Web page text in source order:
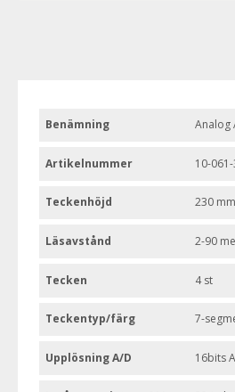
Benämning Analog
Artikelnummer 10-
Teckenhöjd 230 mm
Läsavstånd 2-90
Tecken 4 st
Teckentyp/färg 7-
Upplösning A/D 16bits